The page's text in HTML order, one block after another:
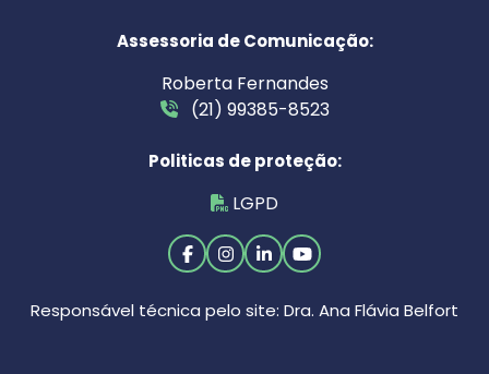
Assessoria de Comunicação:
Roberta Fernandes
(21) 99385-8523
Politicas de proteção:
LGPD
Responsável técnica pelo site: Dra. Ana Flávia Belfort